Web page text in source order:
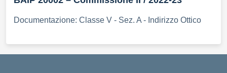
Documentazione: Classe V - Sez. A - Indirizzo Ottico